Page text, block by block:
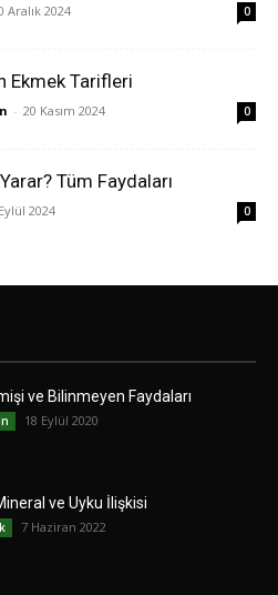
Aralık 2024 0
Ekmek Tarifleri
- 20 Kasım 2024 0
Tüm Faydaları
2024 0
ve Bilinmeyen Faydaları
18 Eylül 2020
ve Uyku İlişkisi
7 Haziran 2022